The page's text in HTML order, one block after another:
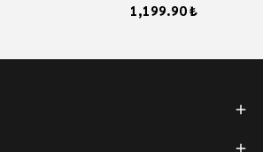
1,199.90 ₺